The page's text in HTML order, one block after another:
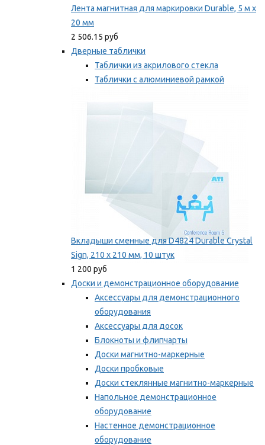
Лента магнитная для маркировки Durable, 5 м х
20 мм
2 506.15 руб
Дверные таблички
Таблички из акрилового стекла
Таблички с алюминиевой рамкой
Вкладыши сменные для D4824 Durable Crystal
Sign, 210 x 210 мм, 10 штук
1 200 руб
Доски и демонстрационное оборудование
Аксессуары для демонстрационного
оборудования
Аксессуары для досок
Блокноты и флипчарты
Доски магнитно-маркерные
Доски пробковые
Доски стеклянные магнитно-маркерные
Напольное демонстрационное
оборудование
Настенное демонстрационное
оборудование